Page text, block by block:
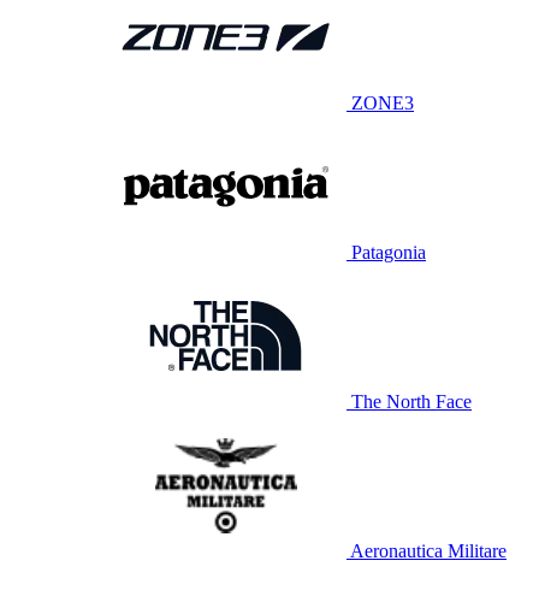
ZONE3
Patagonia
The North Face
Aeronautica Militare